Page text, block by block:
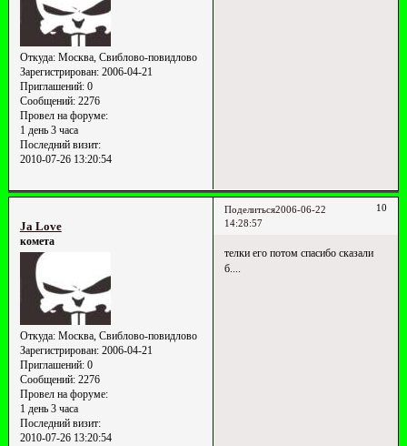
Откуда:Москва, Свиблово-повидлово
Зарегистрирован: 2006-04-21
Приглашений:0
Сообщений:2276
Провел на форуме:
1 день 3 часа
Последний визит:
2010-07-26 13:20:54
Поделиться 10
2006-06-22
14:28:57
Ja Love
комета
Откуда:Москва, Свиблово-повидлово
Зарегистрирован: 2006-04-21
Приглашений:0
Сообщений:2276
Провел на форуме:
1 день 3 часа
Последний визит:
2010-07-26 13:20:54
телки его потом спасибо сказали
б....